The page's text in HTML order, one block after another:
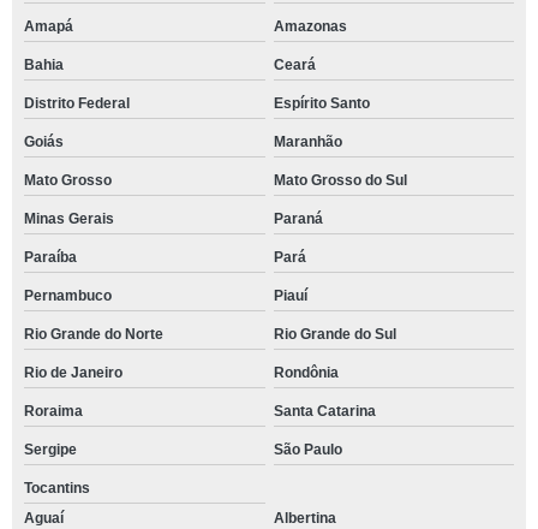
Amapá Amazonas
Bahia Ceará
Distrito Federal Espírito Santo
Goiás Maranhão
Mato Grosso Mato Grosso do Sul
Minas Gerais Paraná
Paraíba Pará
Pernambuco Piauí
Rio Grande do Norte Rio Grande do Sul
Rio de Janeiro Rondônia
Roraima Santa Catarina
Sergipe São Paulo
Tocantins
Aguaí
Albertina